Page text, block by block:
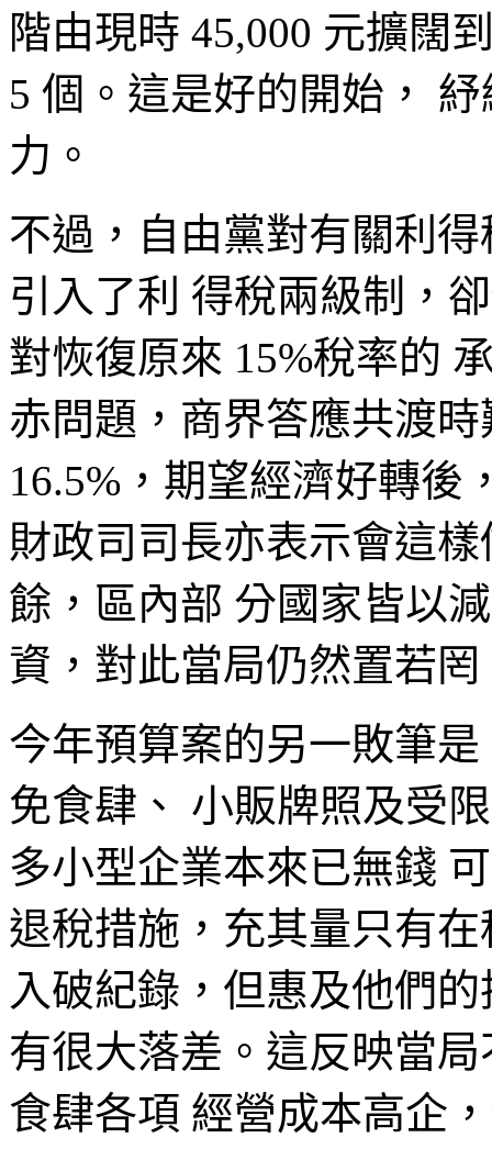
階由現時 45,000 元擴闊
5 個。這是好的開始，
力。
不過，自由黨對有關利
引入了利 得稅兩級制，
對恢復原來 15%稅率的
赤問題，商界答應共渡
16.5%，期望經濟好轉後
財政司司長亦表示會這
餘，區內部 分國家皆以
資，對此當局仍然置若
今年預算案的另一敗筆
免食肆、 小販牌照及受
多小型企業本來已無錢
退稅措施，充其量只有
入破紀錄，但惠及他們
有很大落差。這反映當
食肆各項 經營成本高企